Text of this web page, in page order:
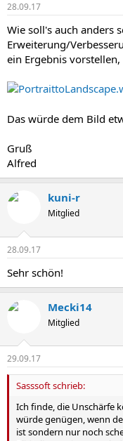
28.09.17
Wie soll's auch anders
Erweiterung/
ein Ergebnis vorstellen,
Das würde dem Bild
Gruß
Alfred
kuni-r
Mitglied
28.09.17
Sehr schön!
Mecki14
Mitglied
29.09.17
Sasssoft schrieb:
Ich finde, die Unschärfe
würde genügen, wenn
ist sondern nur noch